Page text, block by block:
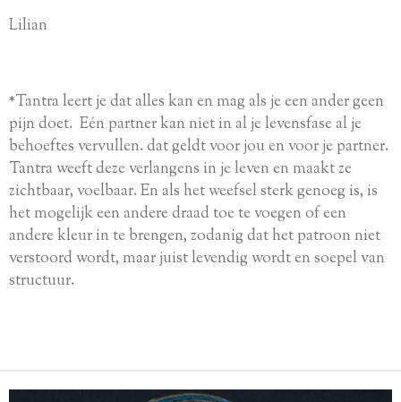
Lilian
*Tantra leert je dat alles kan en mag als je een ander geen
pijn doet. Eén partner kan niet in al je levensfase al je
behoeftes vervullen. dat geldt voor jou en voor je partner.
Tantra weeft deze verlangens in je leven en maakt ze
zichtbaar, voelbaar. En als het weefsel sterk genoeg is, is
het mogelijk een andere draad toe te voegen of een
andere kleur in te brengen, zodanig dat het patroon niet
verstoord wordt, maar juist levendig wordt en soepel van
structuur.